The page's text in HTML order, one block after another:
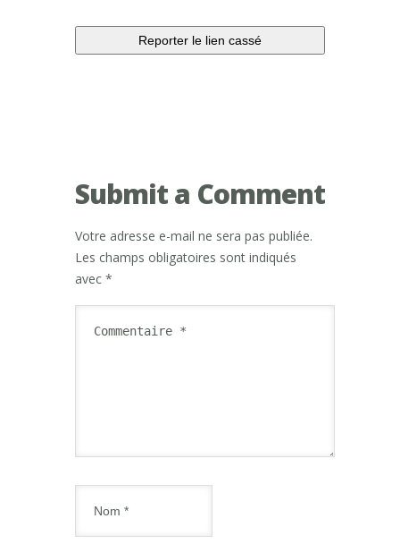
Submit a Comment
Votre adresse e-mail ne sera pas publiée.
Les champs obligatoires sont indiqués
avec *